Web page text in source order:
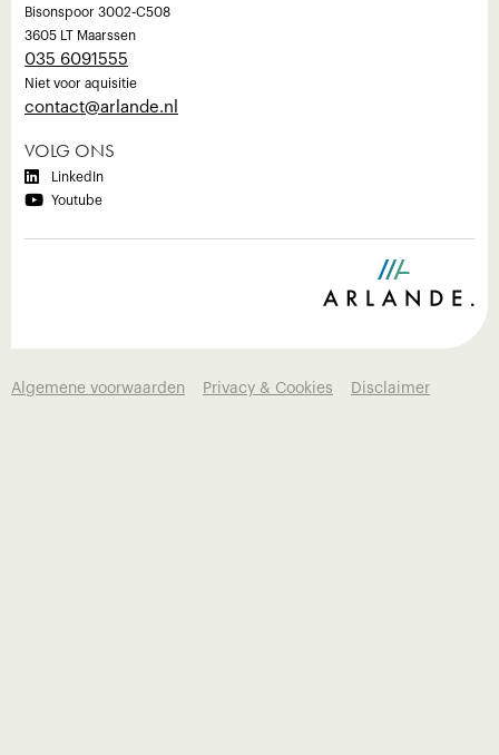
Bisonspoor 3002-C508
3605 LT Maarssen
035 6091555
Niet voor aquisitie
‍contact@arlande.nl
VOLG ONS
 LinkedIn
 Youtube
Algemene voorwaarden Privacy & Cookies Disclaimer